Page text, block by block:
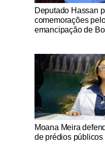
Notícias Católicas
Deputado Hassan
comemorações
emancipação de
Notícias Católicas
Moana Meira
de prédios